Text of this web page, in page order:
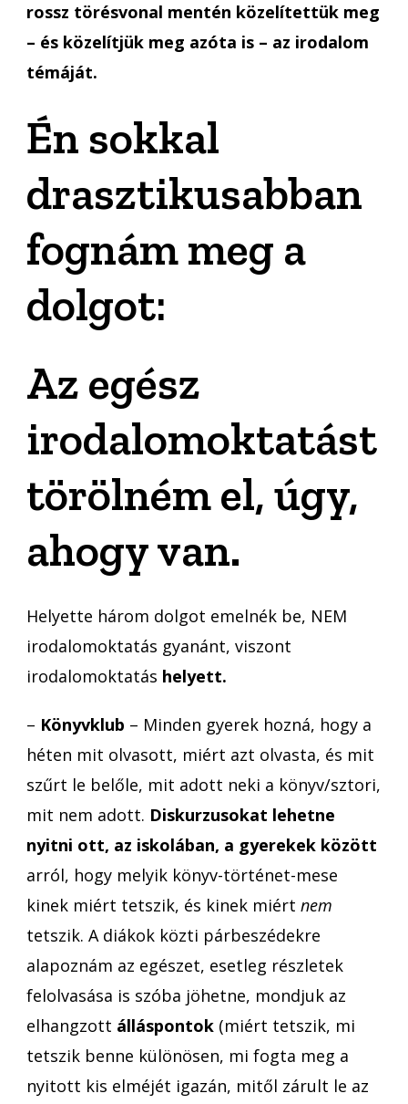
rossz törésvonal mentén közelítettük meg
– és közelítjük meg azóta is – az irodalom
témáját.
Én sokkal
drasztikusabban
fognám meg a
dolgot:
Az egész
irodalomoktatást
törölném el, úgy,
ahogy van.
Helyette három dolgot emelnék be, NEM
irodalomoktatás gyanánt, viszont
irodalomoktatás helyett.
– Könyvklub – Minden gyerek hozná, hogy a
héten mit olvasott, miért azt olvasta, és mit
szűrt le belőle, mit adott neki a könyv/sztori,
mit nem adott. Diskurzusokat lehetne
nyitni ott, az iskolában, a gyerekek között
arról, hogy melyik könyv-történet-mese
kinek miért tetszik, és kinek miért nem
tetszik. A diákok közti párbeszédekre
alapoznám az egészet, esetleg részletek
felolvasása is szóba jöhetne, mondjuk az
elhangzott álláspontok (miért tetszik, mi
tetszik benne különösen, mi fogta meg a
nyitott kis elméjét igazán, mitől zárult le az